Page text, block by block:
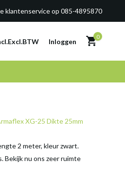
klantenservice op 085-4895870
Excl.BTW Inloggen
0
XG-25 Dikte 25mm
2 meter, kleur zwart.
Bekijk nu ons zeer ruimte